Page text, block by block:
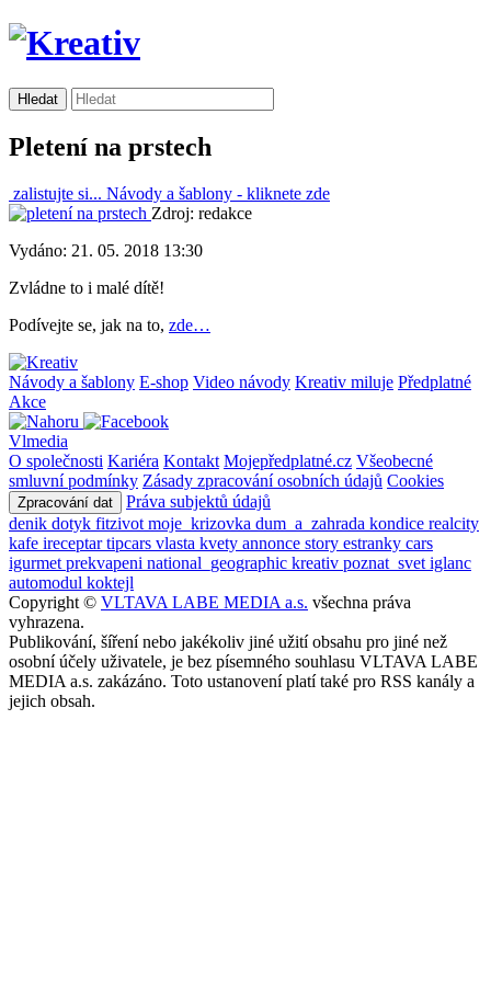
Pletení na prstech
zalistujte si... Návody a šablony - kliknete zde
Zdroj: redakce
Vydáno: 21. 05. 2018 13:30
Zvládne to i malé dítě!
Podívejte se, jak na to, zde…
Návody a šablony E-shop Video návody Kreativ miluje Předplatné
Akce
Vlmedia
O společnosti Kariéra Kontakt Mojepředplatné.cz Všeobecné
smluvní podmínky Zásady zpracování osobních údajů Cookies
Zpracování dat
Práva subjektů údajů
denik dotyk fitzivot moje_krizovka dum_a_zahrada kondice realcity
kafe ireceptartipcars vlasta kvety annonce story estranky cars
igurmet prekvapeni national_geographic kreativ poznat_svet iglanc
automodul koktejl
Copyright © VLTAVA LABE MEDIA a.s. všechna práva
vyhrazena.
Publikování, šíření nebo jakékoliv jiné užití obsahu pro jiné než
osobní účely uživatele, je bez písemného souhlasu VLTAVA LABE
MEDIA a.s. zakázáno. Toto ustanovení platí také pro RSS kanály a
jejich obsah.